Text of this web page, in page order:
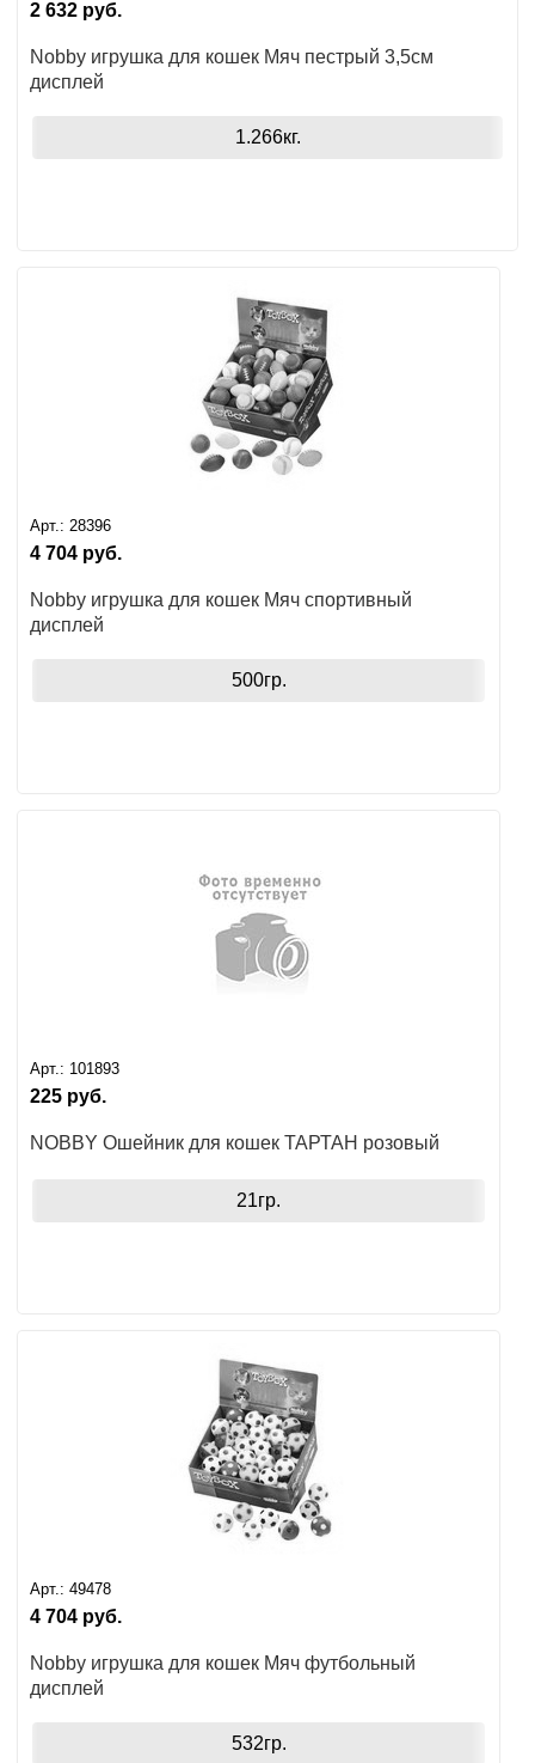
2 632 руб.
Nobby игрушка для кошек Мяч пестрый 3,5см
дисплей
1.266кг.
Арт.: 28396
4 704 руб.
Nobby игрушка для кошек Мяч спортивный
дисплей
500гр.
Арт.: 101893
225 руб.
NOBBY Ошейник для кошек ТАРТАН розовый
21гр.
Арт.: 49478
4 704 руб.
Nobby игрушка для кошек Мяч футбольный
дисплей
532гр.